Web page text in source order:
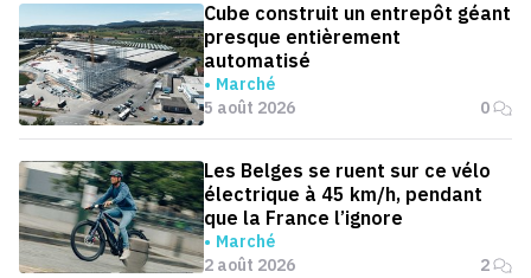
Cube construit un entrepôt géant
presque entièrement
automatisé
Marché
5 août 2026
0
Les Belges se ruent sur ce vélo
électrique à 45 km/h, pendant
que la France l’ignore
Marché
2 août 2026
2